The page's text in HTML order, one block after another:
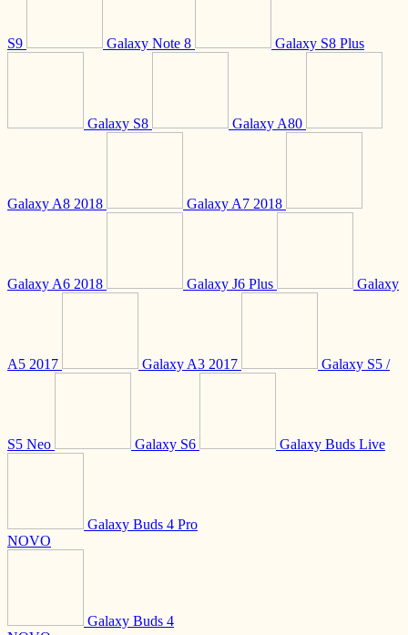
S9 Galaxy Note 8 Galaxy S8 Plus
Galaxy S8 Galaxy A80
Galaxy A8 2018 Galaxy A7 2018
Galaxy A6 2018 Galaxy J6 Plus Galaxy
A5 2017 Galaxy A3 2017 Galaxy S5 /
S5 Neo Galaxy S6 Galaxy Buds Live
Galaxy Buds 4 Pro
NOVO
Galaxy Buds 4